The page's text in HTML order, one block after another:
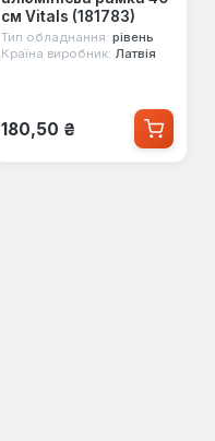
см Vitals (181783)
Тип обладнання: рівень
Країна виробник: Латвія
Звичайна ціна:
180,50 ₴